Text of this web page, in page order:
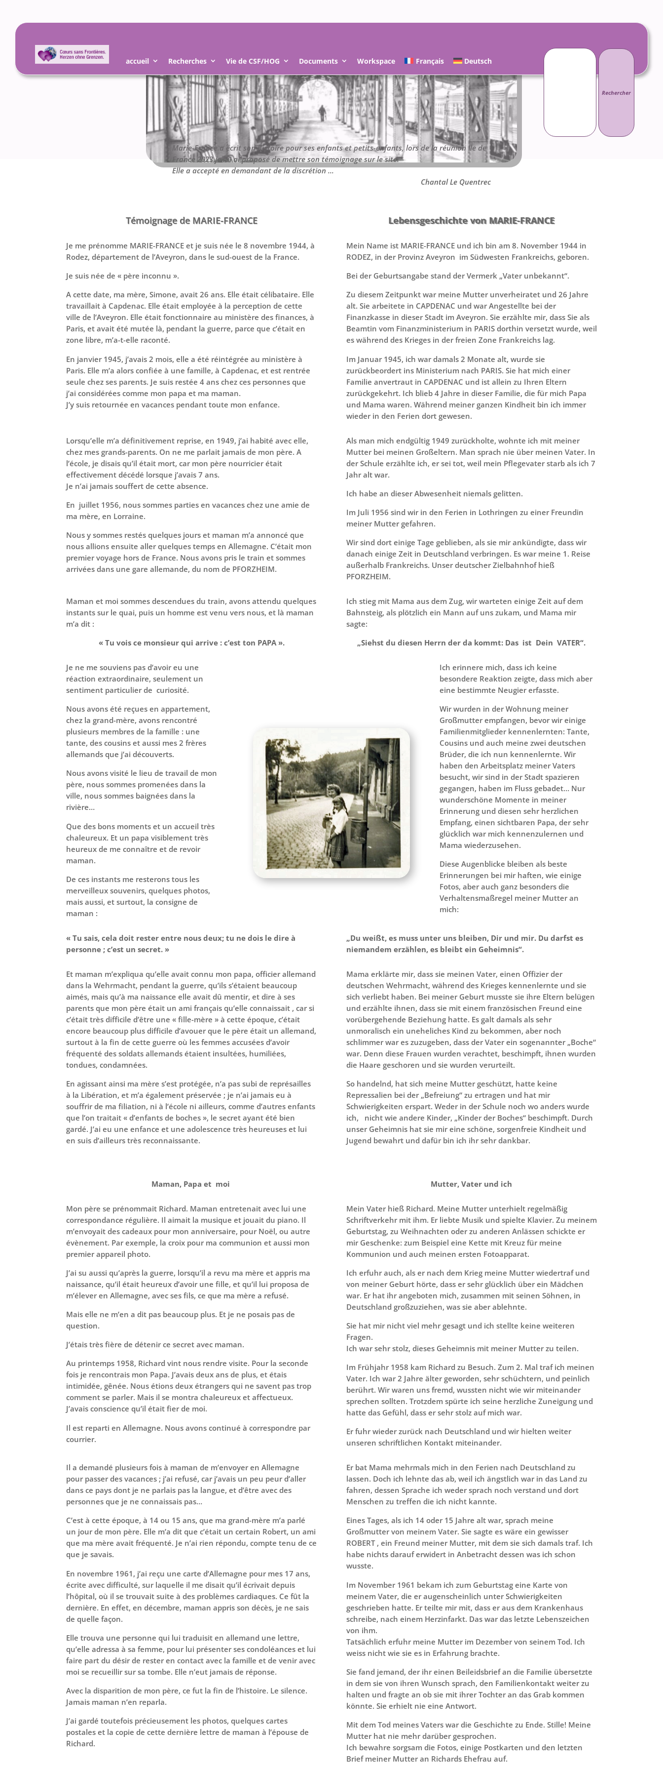
accueil Recherches Vie de CSF/HOG Documents Workspace Français Deutsch
Rechercher :
Marie-France a écrit son histoire pour ses enfants et petits-enfants, lors de la réunion Ile de
France 2023 je lui ai proposé de mettre son témoignage sur le site.
Elle a accepté en demandant de la discrétion …
Chantal Le Quentrec
Témoignage de MARIE-FRANCE
Je me prénomme MARIE-FRANCE et je suis née le 8 novembre 1944, à
Rodez, département de l’Aveyron, dans le sud-ouest de la France.
Je suis née de « père inconnu ».
A cette date, ma mère, Simone, avait 26 ans. Elle était célibataire. Elle
travaillait à Capdenac. Elle était employée à la perception de cette
ville de l’Aveyron. Elle était fonctionnaire au ministère des finances, à
Paris, et avait été mutée là, pendant la guerre, parce que c’était en
zone libre, m’a-t-elle raconté.
En janvier 1945, j’avais 2 mois, elle a été réintégrée au ministère à
Paris. Elle m’a alors confiée à une famille, à Capdenac, et est rentrée
seule chez ses parents. Je suis restée 4 ans chez ces personnes que
j’ai considérées comme mon papa et ma maman.
J’y suis retournée en vacances pendant toute mon enfance.
Lebensgeschichte von MARIE-FRANCE
Mein Name ist MARIE-FRANCE und ich bin am 8. November 1944 in
RODEZ, in der Provinz Aveyron im Südwesten Frankreichs, geboren.
Bei der Geburtsangabe stand der Vermerk „Vater unbekannt“.
Zu diesem Zeitpunkt war meine Mutter unverheiratet und 26 Jahre
alt. Sie arbeitete in CAPDENAC und war Angestellte bei der
Finanzkasse in dieser Stadt im Aveyron. Sie erzählte mir, dass Sie als
Beamtin vom Finanzministerium in PARIS dorthin versetzt wurde, weil
es während des Krieges in der freien Zone Frankreichs lag.
Im Januar 1945, ich war damals 2 Monate alt, wurde sie
zurückbeordert ins Ministerium nach PARIS. Sie hat mich einer
Familie anvertraut in CAPDENAC und ist allein zu Ihren Eltern
zurückgekehrt. Ich blieb 4 Jahre in dieser Familie, die für mich Papa
und Mama waren. Während meiner ganzen Kindheit bin ich immer
wieder in den Ferien dort gewesen.
Lorsqu’elle m’a définitivement reprise, en 1949, j’ai habité avec elle,
chez mes grands-parents. On ne me parlait jamais de mon père. A
l’école, je disais qu’il était mort, car mon père nourricier était
effectivement décédé lorsque j’avais 7 ans.
Je n’ai jamais souffert de cette absence.
En juillet 1956, nous sommes parties en vacances chez une amie de
ma mère, en Lorraine.
Nous y sommes restés quelques jours et maman m’a annoncé que
nous allions ensuite aller quelques temps en Allemagne. C’était mon
premier voyage hors de France. Nous avons pris le train et sommes
arrivées dans une gare allemande, du nom de PFORZHEIM.
Als man mich endgültig 1949 zurückholte, wohnte ich mit meiner
Mutter bei meinen Großeltern. Man sprach nie über meinen Vater. In
der Schule erzählte ich, er sei tot, weil mein Pflegevater starb als ich 7
Jahr alt war.
Ich habe an dieser Abwesenheit niemals gelitten.
Im Juli 1956 sind wir in den Ferien in Lothringen zu einer Freundin
meiner Mutter gefahren.
Wir sind dort einige Tage geblieben, als sie mir ankündigte, dass wir
danach einige Zeit in Deutschland verbringen. Es war meine 1. Reise
außerhalb Frankreichs. Unser deutscher Zielbahnhof hieß
PFORZHEIM.
Maman et moi sommes descendues du train, avons attendu quelques
instants sur le quai, puis un homme est venu vers nous, et là maman
m’a dit :
« Tu vois ce monsieur qui arrive : c’est ton PAPA ».
Ich stieg mit Mama aus dem Zug, wir warteten einige Zeit auf dem
Bahnsteig, als plötzlich ein Mann auf uns zukam, und Mama mir
sagte:
„Siehst du diesen Herrn der da kommt: Das ist Dein VATER“.
Je ne me souviens pas d’avoir eu une
réaction extraordinaire, seulement un
sentiment particulier de curiosité.
Nous avons été reçues en appartement,
chez la grand-mère, avons rencontré
plusieurs membres de la famille : une
tante, des cousins et aussi mes 2 frères
allemands que j’ai découverts.
Nous avons visité le lieu de travail de mon
père, nous sommes promenées dans la
ville, nous sommes baignées dans la
rivière…
Que des bons moments et un accueil très
chaleureux. Et un papa visiblement très
heureux de me connaître et de revoir
maman.
De ces instants me resterons tous les
merveilleux souvenirs, quelques photos,
mais aussi, et surtout, la consigne de
maman :
Ich erinnere mich, dass ich keine
besondere Reaktion zeigte, dass mich aber
eine bestimmte Neugier erfasste.
Wir wurden in der Wohnung meiner
Großmutter empfangen, bevor wir einige
Familienmitglieder kennenlernten: Tante,
Cousins und auch meine zwei deutschen
Brüder, die ich nun kennenlernte. Wir
haben den Arbeitsplatz meiner Vaters
besucht, wir sind in der Stadt spazieren
gegangen, haben im Fluss gebadet… Nur
wunderschöne Momente in meiner
Erinnerung und diesen sehr herzlichen
Empfang, einen sichtbaren Papa, der sehr
glücklich war mich kennenzulernen und
Mama wiederzusehen.
Diese Augenblicke bleiben als beste
Erinnerungen bei mir haften, wie einige
Fotos, aber auch ganz besonders die
Verhaltensmaßregel meiner Mutter an
mich:
« Tu sais, cela doit rester entre nous deux; tu ne dois le dire à
personne ; c’est un secret. »
„Du weißt, es muss unter uns bleiben, Dir und mir. Du darfst es
niemandem erzählen, es bleibt ein Geheimnis“.
Et maman m’expliqua qu’elle avait connu mon papa, officier allemand
dans la Wehrmacht, pendant la guerre, qu’ils s’étaient beaucoup
aimés, mais qu’à ma naissance elle avait dû mentir, et dire à ses
parents que mon père était un ami français qu’elle connaissait , car si
c’était très difficile d’être une « fille-mère » à cette époque, c’était
encore beaucoup plus difficile d’avouer que le père était un allemand,
surtout à la fin de cette guerre où les femmes accusées d’avoir
fréquenté des soldats allemands étaient insultées, humiliées,
tondues, condamnées.
En agissant ainsi ma mère s’est protégée, n’a pas subi de représailles
à la Libération, et m’a également préservée ; je n’ai jamais eu à
souffrir de ma filiation, ni à l’école ni ailleurs, comme d’autres enfants
que l’on traitait « d’enfants de boches », le secret ayant été bien
gardé. J’ai eu une enfance et une adolescence très heureuses et lui
en suis d’ailleurs très reconnaissante.
Mama erklärte mir, dass sie meinen Vater, einen Offizier der
deutschen Wehrmacht, während des Krieges kennenlernte und sie
sich verliebt haben. Bei meiner Geburt musste sie ihre Eltern belügen
und erzählte ihnen, dass sie mit einem französischen Freund eine
vorübergehende Beziehung hatte. Es galt damals als sehr
unmoralisch ein uneheliches Kind zu bekommen, aber noch
schlimmer war es zuzugeben, dass der Vater ein sogenannter „Boche“
war. Denn diese Frauen wurden verachtet, beschimpft, ihnen wurden
die Haare geschoren und sie wurden verurteilt.
So handelnd, hat sich meine Mutter geschützt, hatte keine
Repressalien bei der „Befreiung“ zu ertragen und hat mir
Schwierigkeiten erspart. Weder in der Schule noch wo anders wurde
ich, nicht wie andere Kinder, „Kinder der Boches“ beschimpft. Durch
unser Geheimnis hat sie mir eine schöne, sorgenfreie Kindheit und
Jugend bewahrt und dafür bin ich ihr sehr dankbar.
Maman, Papa et moi Mutter, Vater und ich
Mon père se prénommait Richard. Maman entretenait avec lui une
correspondance régulière. Il aimait la musique et jouait du piano. Il
m’envoyait des cadeaux pour mon anniversaire, pour Noël, ou autre
évènement. Par exemple, la croix pour ma communion et aussi mon
premier appareil photo.
J’ai su aussi qu’après la guerre, lorsqu’il a revu ma mère et appris ma
naissance, qu’il était heureux d’avoir une fille, et qu’il lui proposa de
m’élever en Allemagne, avec ses fils, ce que ma mère a refusé.
Mais elle ne m’en a dit pas beaucoup plus. Et je ne posais pas de
question.
J’étais très fière de détenir ce secret avec maman.
Au printemps 1958, Richard vint nous rendre visite. Pour la seconde
fois je rencontrais mon Papa. J’avais deux ans de plus, et étais
intimidée, gênée. Nous étions deux étrangers qui ne savent pas trop
comment se parler. Mais il se montra chaleureux et affectueux.
J’avais conscience qu’il était fier de moi.
Il est reparti en Allemagne. Nous avons continué à correspondre par
courrier.
Mein Vater hieß Richard. Meine Mutter unterhielt regelmäßig
Schriftverkehr mit ihm. Er liebte Musik und spielte Klavier. Zu meinem
Geburtstag, zu Weihnachten oder zu anderen Anlässen schickte er
mir Geschenke: zum Beispiel eine Kette mit Kreuz für meine
Kommunion und auch meinen ersten Fotoapparat.
Ich erfuhr auch, als er nach dem Krieg meine Mutter wiedertraf und
von meiner Geburt hörte, dass er sehr glücklich über ein Mädchen
war. Er hat ihr angeboten mich, zusammen mit seinen Söhnen, in
Deutschland großzuziehen, was sie aber ablehnte.
Sie hat mir nicht viel mehr gesagt und ich stellte keine weiteren
Fragen.
Ich war sehr stolz, dieses Geheimnis mit meiner Mutter zu teilen.
Im Frühjahr 1958 kam Richard zu Besuch. Zum 2. Mal traf ich meinen
Vater. Ich war 2 Jahre älter geworden, sehr schüchtern, und peinlich
berührt. Wir waren uns fremd, wussten nicht wie wir miteinander
sprechen sollten. Trotzdem spürte ich seine herzliche Zuneigung und
hatte das Gefühl, dass er sehr stolz auf mich war.
Er fuhr wieder zurück nach Deutschland und wir hielten weiter
unseren schriftlichen Kontakt miteinander.
Il a demandé plusieurs fois à maman de m’envoyer en Allemagne
pour passer des vacances ; j’ai refusé, car j’avais un peu peur d’aller
dans ce pays dont je ne parlais pas la langue, et d’être avec des
personnes que je ne connaissais pas…
C’est à cette époque, à 14 ou 15 ans, que ma grand-mère m’a parlé
un jour de mon père. Elle m’a dit que c’était un certain Robert, un ami
que ma mère avait fréquenté. Je n’ai rien répondu, compte tenu de ce
que je savais.
En novembre 1961, j’ai reçu une carte d’Allemagne pour mes 17 ans,
écrite avec difficulté, sur laquelle il me disait qu’il écrivait depuis
l’hôpital, où il se trouvait suite à des problèmes cardiaques. Ce fût la
dernière. En effet, en décembre, maman appris son décès, je ne sais
de quelle façon.
Elle trouva une personne qui lui traduisit en allemand une lettre,
qu’elle adressa à sa femme, pour lui présenter ses condoléances et lui
faire part du désir de rester en contact avec la famille et de venir avec
moi se recueillir sur sa tombe. Elle n’eut jamais de réponse.
Avec la disparition de mon père, ce fut la fin de l’histoire. Le silence.
Jamais maman n’en reparla.
J’ai gardé toutefois précieusement les photos, quelques cartes
postales et la copie de cette dernière lettre de maman à l’épouse de
Richard.
Er bat Mama mehrmals mich in den Ferien nach Deutschland zu
lassen. Doch ich lehnte das ab, weil ich ängstlich war in das Land zu
fahren, dessen Sprache ich weder sprach noch verstand und dort
Menschen zu treffen die ich nicht kannte.
Eines Tages, als ich 14 oder 15 Jahre alt war, sprach meine
Großmutter von meinem Vater. Sie sagte es wäre ein gewisser
ROBERT , ein Freund meiner Mutter, mit dem sie sich damals traf. Ich
habe nichts darauf erwidert in Anbetracht dessen was ich schon
wusste.
Im November 1961 bekam ich zum Geburtstag eine Karte von
meinem Vater, die er augenscheinlich unter Schwierigkeiten
geschrieben hatte. Er teilte mir mit, dass er aus dem Krankenhaus
schreibe, nach einem Herzinfarkt. Das war das letzte Lebenszeichen
von ihm.
Tatsächlich erfuhr meine Mutter im Dezember von seinem Tod. Ich
weiss nicht wie sie es in Erfahrung brachte.
Sie fand jemand, der ihr einen Beileidsbrief an die Familie übersetzte
in dem sie von ihren Wunsch sprach, den Familienkontakt weiter zu
halten und fragte an ob sie mit ihrer Tochter an das Grab kommen
könnte. Sie erhielt nie eine Antwort.
Mit dem Tod meines Vaters war die Geschichte zu Ende. Stille! Meine
Mutter hat nie mehr darüber gesprochen.
Ich bewahre sorgsam die Fotos, einige Postkarten und den letzten
Brief meiner Mutter an Richards Ehefrau auf.